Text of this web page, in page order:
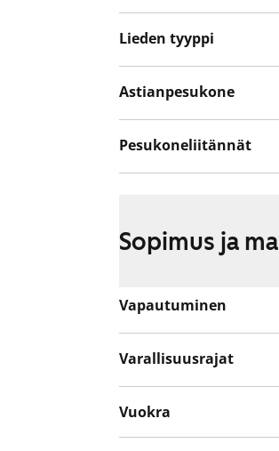
Lieden tyyppi
Astianpesukone
Pesukoneliitännät
Sopimus ja
Vapautuminen
Varallisuusrajat
Vuokra